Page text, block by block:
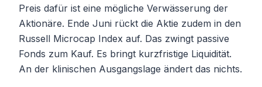
Preis dafür ist eine mögliche Verwässerung der
Aktionäre. Ende Juni rückt die Aktie zudem in den
Russell Microcap Index auf. Das zwingt passive
Fonds zum Kauf. Es bringt kurzfristige Liquidität.
An der klinischen Ausgangslage ändert das nichts.